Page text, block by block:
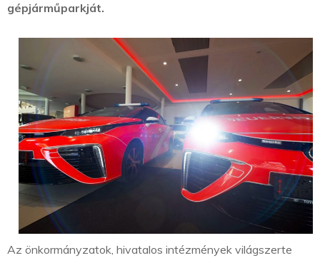
gépjárműparkját.
Az önkormányzatok, hivatalos intézmények világszerte